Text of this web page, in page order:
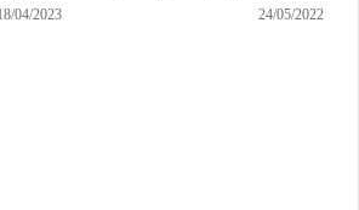
24/05/2022
04/2023